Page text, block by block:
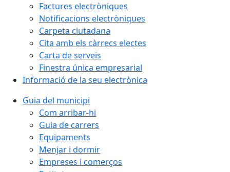
Factures electròniques
Notificacions electròniques
Carpeta ciutadana
Cita amb els càrrecs electes
Carta de serveis
Finestra única empresarial
Informació de la seu electrònica
Guia del municipi
Com arribar-hi
Guia de carrers
Equipaments
Menjar i dormir
Empreses i comerços